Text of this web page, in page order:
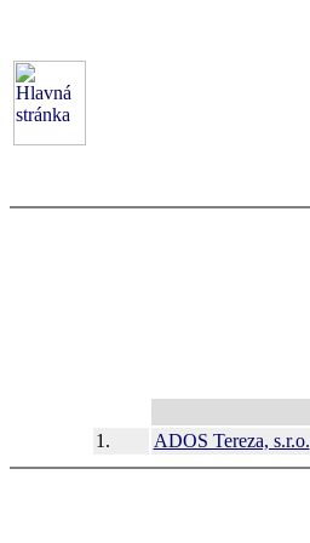
1.
ADOS Tereza, s.r.o.